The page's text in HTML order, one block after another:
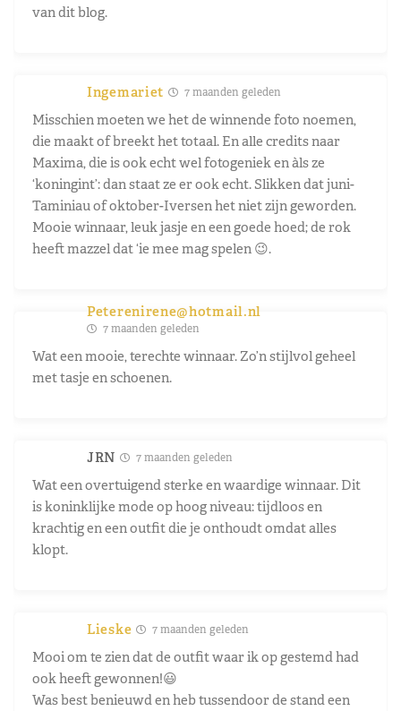
van dit blog.
Ingemariet 7 maanden geleden
Misschien moeten we het de winnende foto noemen,
die maakt of breekt het totaal. En alle credits naar
Maxima, die is ook echt wel fotogeniek en àls ze
‘koningint’: dan staat ze er ook echt. Slikken dat juni-
Taminiau of oktober-Iversen het niet zijn geworden.
Mooie winnaar, leuk jasje en een goede hoed; de rok
heeft mazzel dat ‘ie mee mag spelen 😉.
Peterenirene@hotmail.nl
7 maanden geleden
Wat een mooie, terechte winnaar. Zo’n stijlvol geheel
met tasje en schoenen.
JRN 7 maanden geleden
Wat een overtuigend sterke en waardige winnaar. Dit
is koninklijke mode op hoog niveau: tijdloos en
krachtig en een outfit die je onthoudt omdat alles
klopt.
Lieske 7 maanden geleden
Mooi om te zien dat de outfit waar ik op gestemd had
ook heeft gewonnen!😃
Was best benieuwd en heb tussendoor de stand een